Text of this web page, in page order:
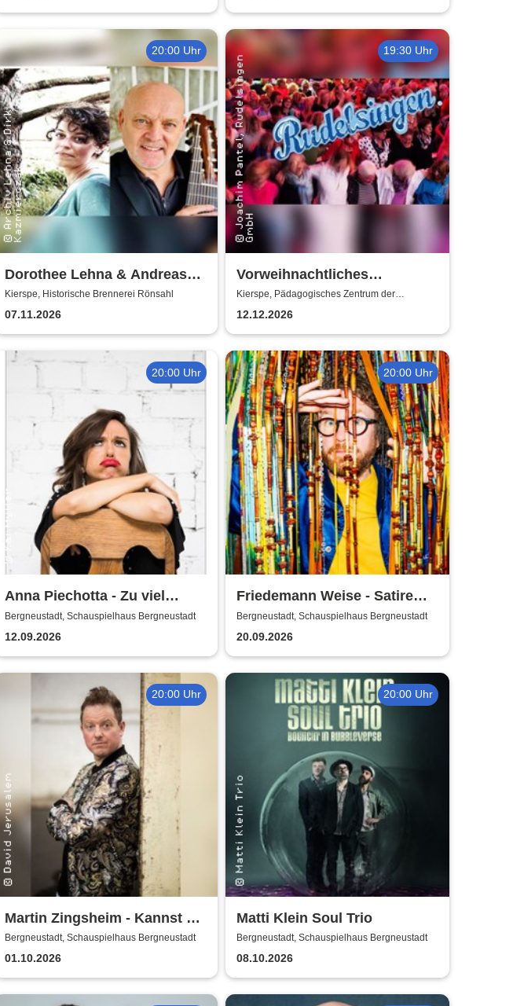
Shalom
20:00 Uhr
Dorothee Lehna & Andreas
Koch
Kierspe, Historische Brennerei Rönsahl
07.11.2026
19:30 Uhr
Vorweihnachtliches
„Rudelsingen“ -
Pädagogisches Zentrum der
Gesamtschule Kierspe
Kierspe, Pädagogisches Zentrum der
Gesamtschule Kierspe
12.12.2026
20:00 Uhr
Anna Piechotta - Zu viel
Emotionen
Bergneustadt, Schauspielhaus Bergneustadt
12.09.2026
20:00 Uhr
Friedemann Weise - Satire
suchen ein Zuhause
Bergneustadt, Schauspielhaus Bergneustadt
20.09.2026
20:00 Uhr
Martin Zingsheim - Kannst Du
Dir Nicht Ausdenken
Bergneustadt, Schauspielhaus Bergneustadt
01.10.2026
20:00 Uhr
Matti Klein Soul Trio
Bergneustadt, Schauspielhaus Bergneustadt
08.10.2026